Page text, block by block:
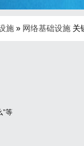
施 » 网络基础设施 关
”等